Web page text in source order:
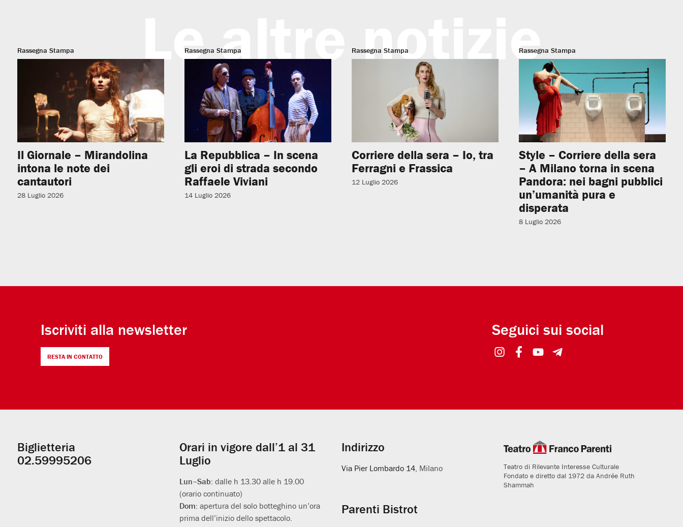
Le altre notizie
Rassegna Stampa
Il Giornale – Mirandolina
intona le note dei
cantautori
28 Luglio 2026
Rassegna Stampa
La Repubblica – In scena
gli eroi di strada secondo
Raffaele Viviani
14 Luglio 2026
Rassegna Stampa
Corriere della sera – Io, tra
Ferragni e Frassica
12 Luglio 2026
Rassegna Stampa
Style – Corriere della sera
– A Milano torna in scena
Pandora: nei bagni pubblici
un’umanità pura e
disperata
8 Luglio 2026
Iscriviti alla newsletter
RESTA IN CONTATTO
Seguici sui social
Informazioni
utili
Biglietteria
02.59995206
Orari in vigore dall’1 al 31
Luglio
Lun–Sab: dalle h 13.30 alle h 19.00
(orario continuato)
Dom: apertura del solo botteghino un’ora
prima dell’inizio dello spettacolo.
Indirizzo
Via Pier Lombardo 14 , Milano
Parenti Bistrot
Teatro di Rilevante Interesse Culturale
Fondato e diretto dal 1972 da Andrée Ruth
Shammah